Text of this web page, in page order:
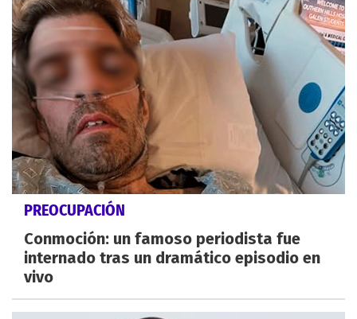
PREOCUPACIÓN
Conmoción: un famoso periodista fue
internado tras un dramático episodio en
vivo